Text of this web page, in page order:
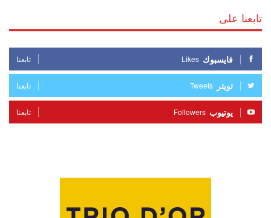
تابعنا على
فايسبوك Likes تابعنا
تويتر Tweets تابعنا
يوتيوب Followers تابعنا